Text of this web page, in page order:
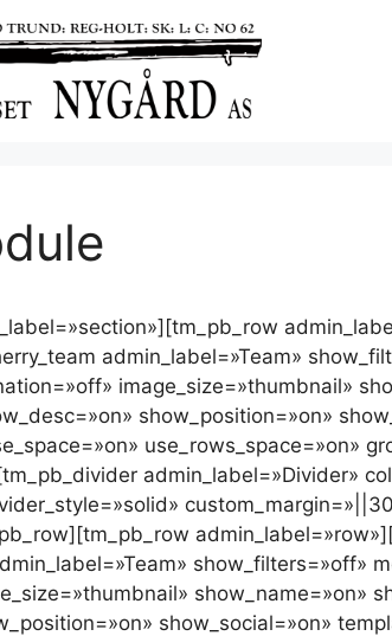
admin_label=»Team»
image_size=»thumbnail»
show_position=»on»
use_rows_space=»on»
admin_label=»Divider»
show_filters=»off»
show_name=»on»
show_social=»on»